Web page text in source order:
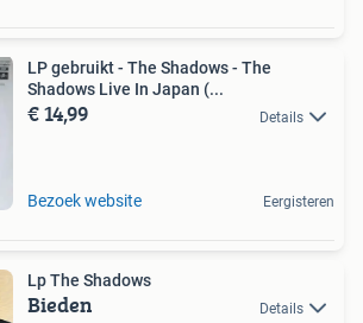
LP gebruikt - The Shadows - The
Shadows Live In Japan (...
€ 14,99 Details
Bezoek website Eergisteren
Lp The Shadows
Bieden Details